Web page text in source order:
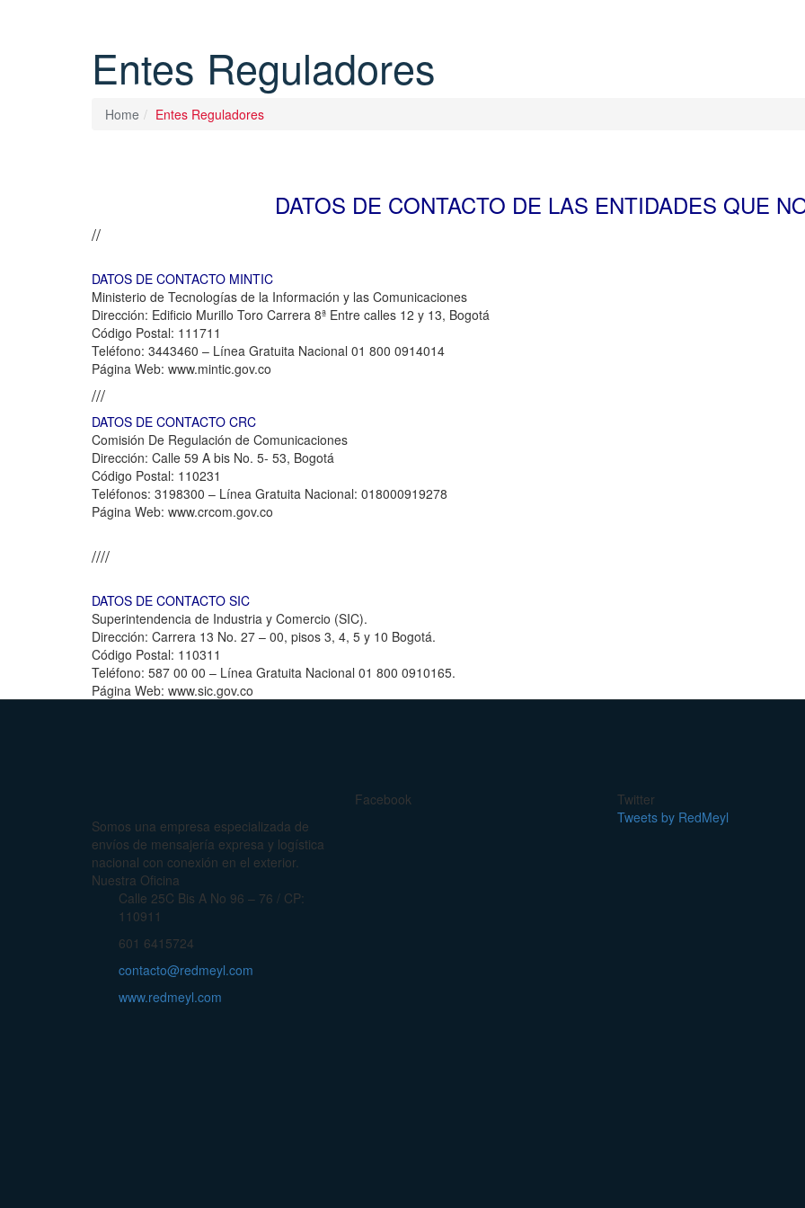
Entes Reguladores
Home Entes Reguladores
DATOS DE CONTACTO DE LAS ENTIDADES QUE
//
DATOS DE CONTACTO MINTIC
Ministerio de Tecnologías de la Información y las Comunicaciones
Dirección: Edificio Murillo Toro Carrera 8ª Entre calles 12 y 13, Bogotá
Código Postal: 111711
Teléfono: 3443460 – Línea Gratuita Nacional 01 800 0914014
Página Web: www.mintic.gov.co
///
DATOS DE CONTACTO CRC
Comisión De Regulación de Comunicaciones
Dirección: Calle 59 A bis No. 5- 53, Bogotá
Código Postal: 110231
Teléfonos: 3198300 – Línea Gratuita Nacional: 018000919278
Página Web: www.crcom.gov.co
////
DATOS DE CONTACTO SIC
Superintendencia de Industria y Comercio (SIC).
Dirección: Carrera 13 No. 27 – 00, pisos 3, 4, 5 y 10 Bogotá.
Código Postal: 110311
Teléfono: 587 00 00 – Línea Gratuita Nacional 01 800 0910165.
Página Web: www.sic.gov.co
Somos una empresa especializada de
envíos de mensajería expresa y logística
nacional con conexión en el exterior.
Nuestra Oficina
Calle 25C Bis A No 96 – 76 / CP:
110911
601 6415724
contacto@redmeyl.com
www.redmeyl.com
Facebook
Twitter
Tweets by RedMeyl